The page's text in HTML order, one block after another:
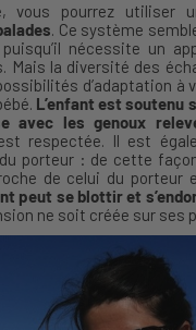
vous pourrez utiliser
. Ce système
nécessite un
Mais la diversité des
d’adaptation à
L’enfant est soutenu
avec les genoux
respectée. Il est
porteur : de cette
de celui du porteur
peut se blottir et
ne soit créée sur ses